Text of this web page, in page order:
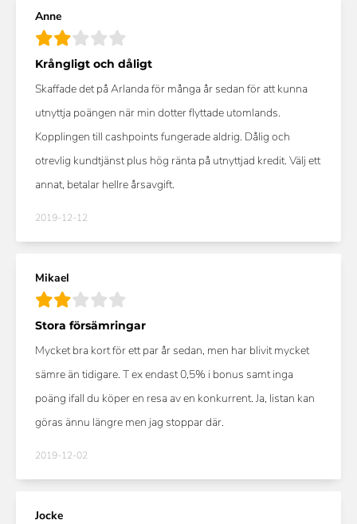
Anne
Krångligt och dåligt
Skaffade det på Arlanda för många år sedan för att kunna
utnyttja poängen när min dotter flyttade utomlands.
Kopplingen till cashpoints fungerade aldrig. Dålig och
otrevlig kundtjänst plus hög ränta på utnyttjad kredit. Välj ett
annat, betalar hellre årsavgift.
2019-12-12
Mikael
Stora försämringar
Mycket bra kort för ett par år sedan, men har blivit mycket
sämre än tidigare. T ex endast 0,5% i bonus samt inga
poäng ifall du köper en resa av en konkurrent. Ja, listan kan
göras ännu längre men jag stoppar där.
2019-12-02
Jocke